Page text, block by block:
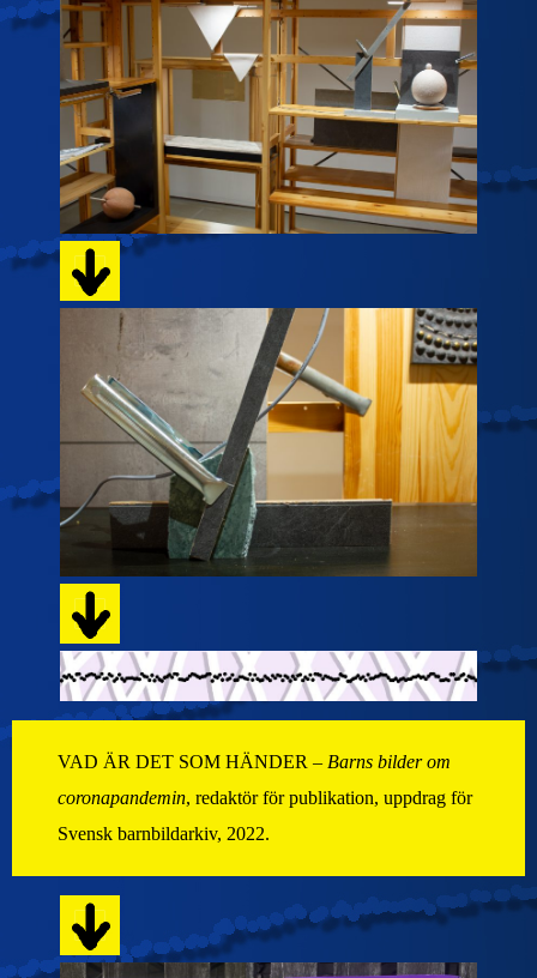
VAD ÄR DET SOM HÄNDER – Barns bilder om
coronapandemin, redaktör för publikation, uppdrag för
Svensk barnbildarkiv, 2022.